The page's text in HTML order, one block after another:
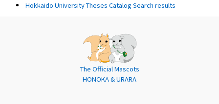
Hokkaido University Theses Catalog Search results
The Official Mascots
HONOKA & URARA